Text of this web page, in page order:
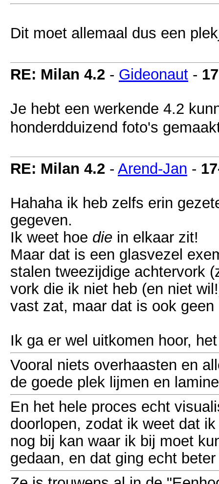
Dit moet allemaal dus een
RE: Milan 4.2 - Gideonaut -
Je hebt een werkende 4.2
honderdduizend foto's
RE: Milan 4.2 - Arend-Jan -
Hahaha ik heb zelfs erin
gegeven.
Ik weet hoe die in elkaar zit!
Maar dat is een glasvezel
stalen tweezijdige achtervork
vork die ik niet heb (en niet
vast zat, maar dat is ook
Ik ga er wel uitkomen hoor,
Vooral niets overhaasten en
de goede plek lijmen en
En het hele proces echt
doorlopen, zodat ik weet dat
nog bij kan waar ik bij moet
gedaan, en dat ging echt